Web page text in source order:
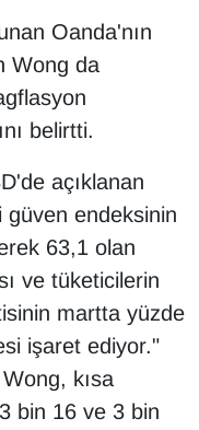
Oanda'nın
Wong da
belirtti.
açıklanan
endeksinin
63,1 olan
ve tüketicilerin
martta yüzde
işaret ediyor."
kısa
bin 16 ve 3 bin